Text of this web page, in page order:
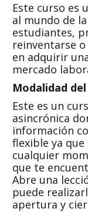
Este curso es
al mundo de
estudiantes,
reinventarse
en adquirir
mercado
Modalidad
Este es un
asincrónica
información
flexible ya
cualquier
que te
Abre una
puede
apertura y